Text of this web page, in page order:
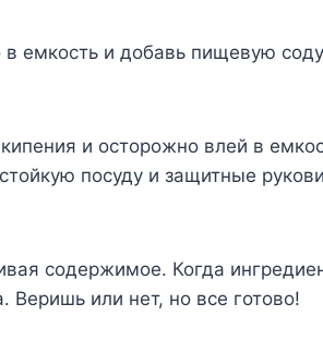
и добавь пищевую
и осторожно влей в
посуду и защитные
содержимое. Когда
Веришь или нет, но все готово!